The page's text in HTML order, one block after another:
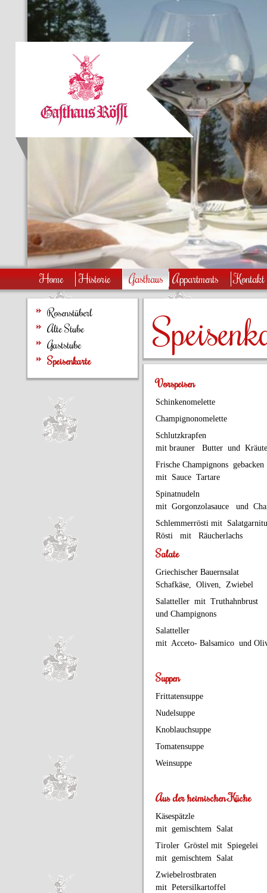
Home Historie Gasthaus Appartments Kontakt
Rosenstüberl
Alte Stube
Gaststube
Speisenkarte
Vorspeisen
Schinkenomelette
Champignonomelette
Schlutzkrapfen
mit brauner Butter und
Frische Champignons
mit Sauce Tartare
Spinatnudeln
mit Gorgonzolasauce und
Schlemmerrösti mit
Rösti mit Räucherlachs
Salate
Griechischer Bauernsalat
Schafkäse, Oliven, Zwiebel
Salatteller mit Truthahnbrust
und Champignons
Salatteller
mit Acceto- Balsamico und
Suppen
Frittatensuppe
Nudelsuppe
Knoblauchsuppe
Tomatensuppe
Weinsuppe
Aus der heimischen Küche
Käsespätzle
mit gemischtem Salat
Tiroler Gröstel mit Spiegelei
mit gemischtem Salat
Zwiebelrostbraten
mit Petersilkartoffel